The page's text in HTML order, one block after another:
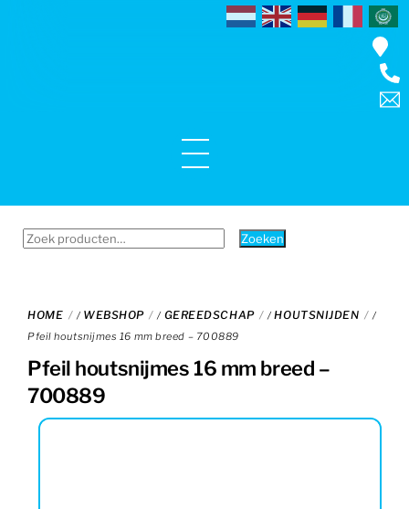
Menu
Zoeken
Zoeken
HOME / WEBSHOP / GEREEDSCHAP /HOUTSNIJDEN
/
Pfeil houtsnijmes 16 mm breed – 700889
Pfeil houtsnijmes 16 mm breed –
700889